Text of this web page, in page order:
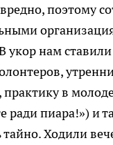
поэтому
укор нам
в
ради пиара!») и
тайно. Ходили